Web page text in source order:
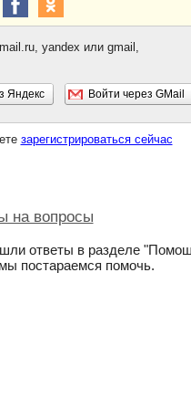
yandex или gmail,
Яндекс Войти через GMail
зарегистрироваться сейчас
на вопросы
ответы в разделе
постараемся помочь.